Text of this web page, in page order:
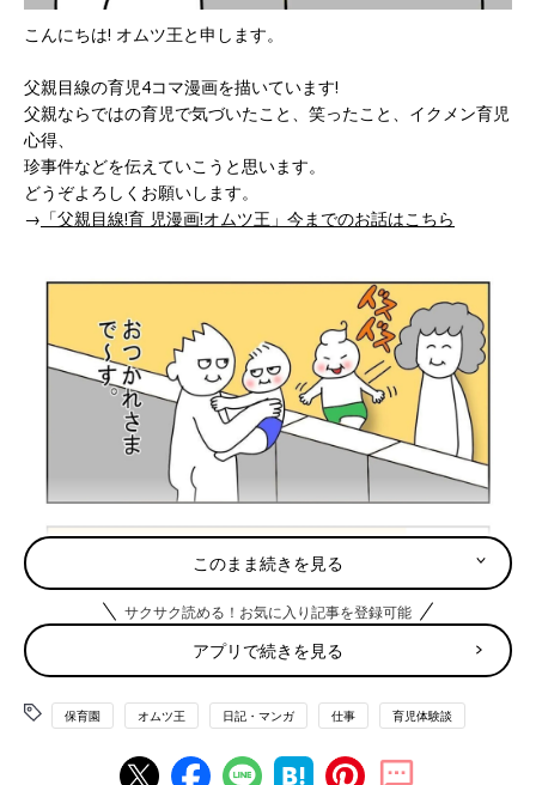
こんにちは! オムツ王と申します。
父親目線の育児4コマ漫画を描いています!
父親ならではの育児で気づいたこと、笑ったこと、イクメン育児
心得、
珍事件などを伝えていこうと思います。
どうぞよろしくお願いします。
→ 「父親目線!育 児漫画!オムツ王」今までのお話はこちら
このまま続きを見る
サクサク読める！お気に入り記事を登録可能
アプリで続きを見る
保育園 オムツ王 日記・マンガ 仕事 育児体験談